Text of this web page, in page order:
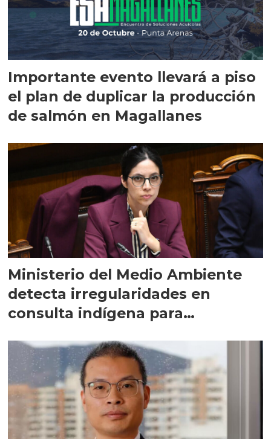
Importante evento llevará a piso
el plan de duplicar la producción
de salmón en Magallanes
Ministerio del Medio Ambiente
detecta irregularidades en
consulta indígena para